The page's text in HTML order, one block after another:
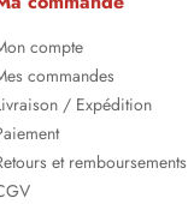
compte
commandes
/ Expédition
et remboursements